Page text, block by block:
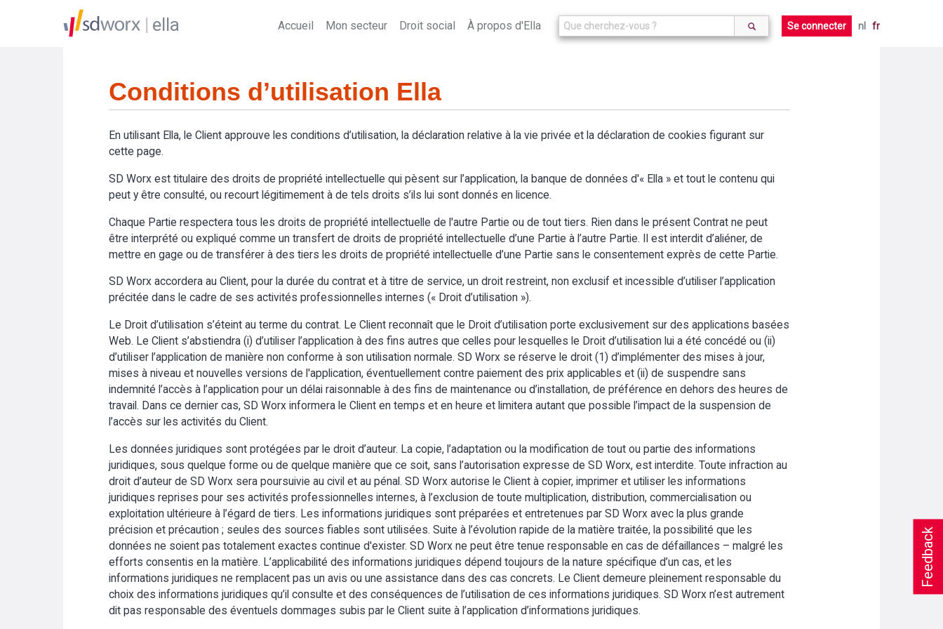
Feedback
ella Accueil Mon secteur Droit social À propos d'Ella Se connecter nl fr
Conditions d’utilisation Ella
En utilisant Ella, le Client approuve les conditions d’utilisation, la déclaration relative à la vie privée et la déclaration de cookies figurant sur
cette page.
SD Worx est titulaire des droits de propriété intellectuelle qui pèsent sur l’application, la banque de données d'« Ella » et tout le contenu qui
peut y être consulté, ou recourt légitimement à de tels droits s’ils lui sont donnés en licence.
Chaque Partie respectera tous les droits de propriété intellectuelle de l'autre Partie ou de tout tiers. Rien dans le présent Contrat ne peut
être interprété ou expliqué comme un transfert de droits de propriété intellectuelle d’une Partie à l’autre Partie. Il est interdit d’aliéner, de
mettre en gage ou de transférer à des tiers les droits de propriété intellectuelle d’une Partie sans le consentement exprès de cette Partie.
SD Worx accordera au Client, pour la durée du contrat et à titre de service, un droit restreint, non exclusif et incessible d’utiliser l’application
précitée dans le cadre de ses activités professionnelles internes (« Droit d’utilisation »).
Le Droit d’utilisation s’éteint au terme du contrat. Le Client reconnaît que le Droit d’utilisation porte exclusivement sur des applications basées
Web. Le Client s’abstiendra (i) d’utiliser l’application à des fins autres que celles pour lesquelles le Droit d’utilisation lui a été concédé ou (ii)
d’utiliser l’application de manière non conforme à son utilisation normale. SD Worx se réserve le droit (1) d’implémenter des mises à jour,
mises à niveau et nouvelles versions de l'application, éventuellement contre paiement des prix applicables et (ii) de suspendre sans
indemnité l’accès à l’application pour un délai raisonnable à des fins de maintenance ou d’installation, de préférence en dehors des heures de
travail. Dans ce dernier cas, SD Worx informera le Client en temps et en heure et limitera autant que possible l’impact de la suspension de
l’accès sur les activités du Client.
Les données juridiques sont protégées par le droit d’auteur. La copie, l’adaptation ou la modification de tout ou partie des informations
juridiques, sous quelque forme ou de quelque manière que ce soit, sans l’autorisation expresse de SD Worx, est interdite. Toute infraction au
droit d’auteur de SD Worx sera poursuivie au civil et au pénal. SD Worx autorise le Client à copier, imprimer et utiliser les informations
juridiques reprises pour ses activités professionnelles internes, à l’exclusion de toute multiplication, distribution, commercialisation ou
exploitation ultérieure à l’égard de tiers. Les informations juridiques sont préparées et entretenues par SD Worx avec la plus grande
précision et précaution ; seules des sources fiables sont utilisées. Suite à l’évolution rapide de la matière traitée, la possibilité que les
données ne soient pas totalement exactes continue d'exister. SD Worx ne peut être tenue responsable en cas de défaillances – malgré les
efforts consentis en la matière. L’applicabilité des informations juridiques dépend toujours de la nature spécifique d’un cas, et les
informations juridiques ne remplacent pas un avis ou une assistance dans des cas concrets. Le Client demeure pleinement responsable du
choix des informations juridiques qu’il consulte et des conséquences de l’utilisation de ces informations juridiques. SD Worx n’est autrement
dit pas responsable des éventuels dommages subis par le Client suite à l’application d’informations juridiques.